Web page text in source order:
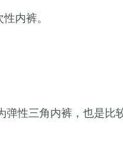
内裤。
弹性三角内裤，也是比